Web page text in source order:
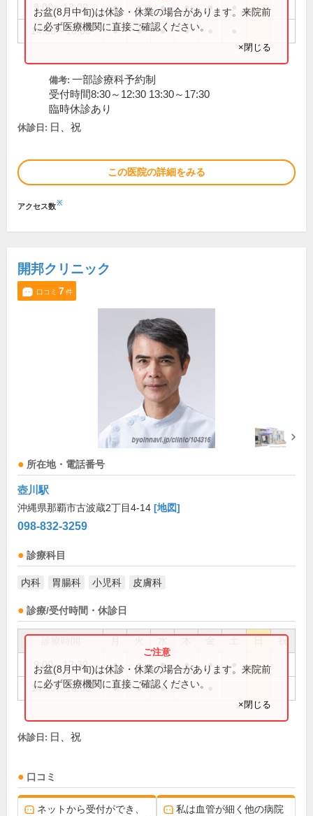
9:00～13:00 ● ● ● ● ●
14:00～18:00 ● ● ● ●
お盆(8月中旬)は休診・休業の場合があります。来院前
に必ず医療機関に直接ご確認ください。
×閉じる
備考: 一部診療科予約制
受付時間8:30～12:30 13:30～17:30
臨時休診あり
休診日: 日、祝
この医院の詳細をみる
アクセス数※
開邦クリニック
口コミ 7件
所在地・電話番号
壺川駅
沖縄県那覇市古波蔵2丁目4-14 [地図]
098-832-3259
診療科目
内科 胃腸科 小児科 皮膚科
診療/受付時間・休診日
祝
9:00～12:30 ● ● ● ● ●
14:00～18:00 ● ● ●
お盆(8月中旬)は休診・休業の場合があります。来院前
に必ず医療機関に直接ご確認ください。
×閉じる
休診日: 日、祝
口コミ
ネットから受付ができ、
私は血管が細く他の病院